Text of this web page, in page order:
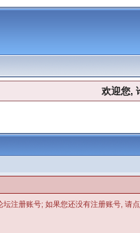
欢迎您,
注册账号; 如果您还没有注册账号, 请